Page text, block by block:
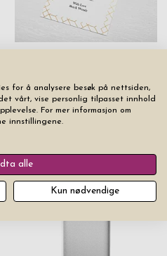
produktserie
for å analysere besøk på nettsiden,
vårt, vise personlig tilpasset innhold
For mer informasjon om
innstillingene.
alle
Kun nødvendige